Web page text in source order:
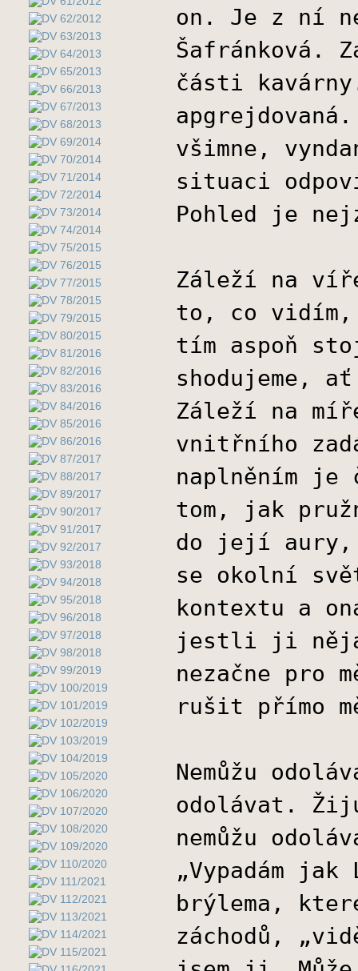
on. Je z ní
Šafránková.
části
všimne,
situaci
Pohled je
Záleží na
to, co vidím,
tím aspoň
shodujeme,
Záleží na
vnitřního
naplněním je
tom, jak
do její
se okolní
kontextu a
jestli ji
nezačne pro
rušit přímo
Nemůžu
odolávat.
nemůžu
„Vypadám
brýlema,
záchodů,